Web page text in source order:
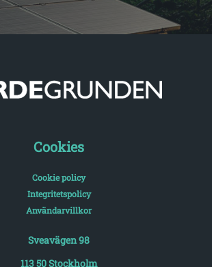
Cookies
Cookie policy
Integritetspolicy
Användarvillkor
Sveavägen 98
113 50 Stockholm